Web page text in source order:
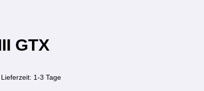
GTX
1-3 Tage